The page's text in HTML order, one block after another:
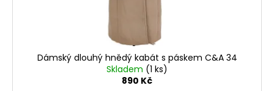
Dámský dlouhý hnědý kabát s páskem C&A 34
Skladem (1 ks)
890 Kč